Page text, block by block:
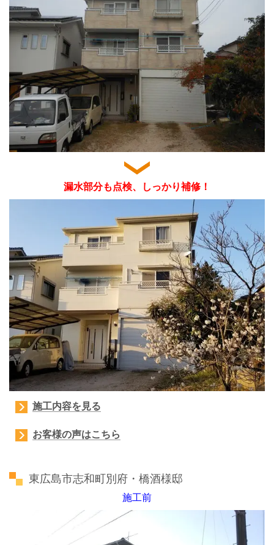
漏水部分も点検、しっかり補修！
施工内容を見る
お客様の声はこちら
東広島市志和町別府・橋酒様邸
施工前